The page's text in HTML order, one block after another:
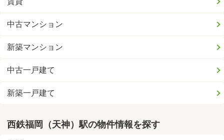
中古マンション
新築マンション
中古一戸建て
新築一戸建て
西鉄福岡（天神）駅の物件情報を探す